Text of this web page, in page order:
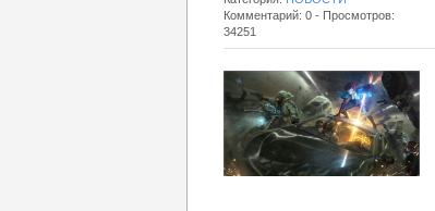
Комментарий: 0 - Просмотров:
34251